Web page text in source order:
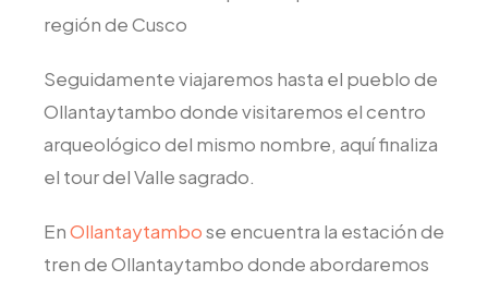
región de Cusco
Seguidamente viajaremos hasta el pueblo de
Ollantaytambo donde visitaremos el centro
arqueológico del mismo nombre, aquí finaliza
el tour del Valle sagrado.
EnOllantaytambose encuentra la estación de
tren de Ollantaytambo donde abordaremos